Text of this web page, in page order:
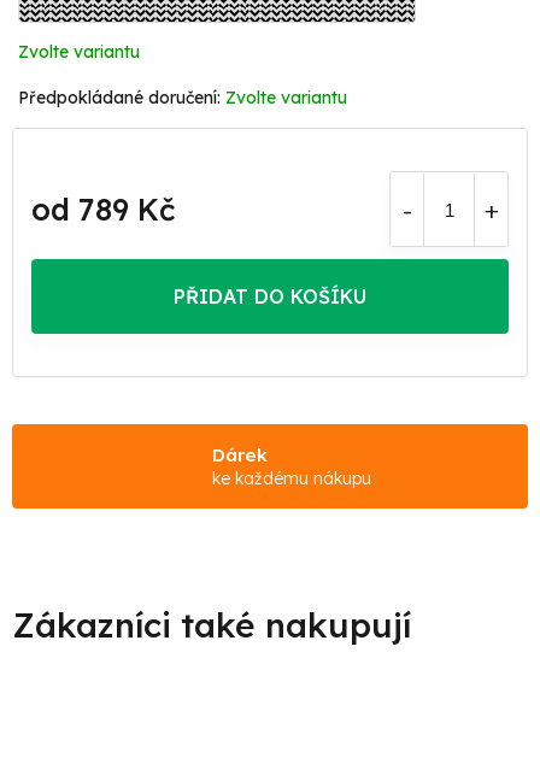
Zvolte variantu
Zvolte variantu
od 789 Kč
cena:
PŘIDAT DO KOŠÍKU
Dárek
ke každému nákupu